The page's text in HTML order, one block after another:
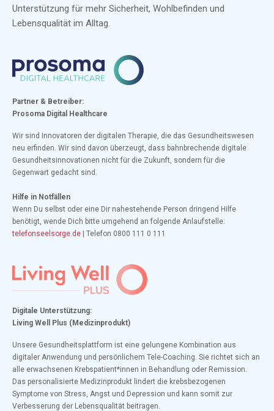
Unterstützung für mehr Sicherheit, Wohlbefinden und
Lebensqualität im Alltag.
Partner & Betreiber:
Prosoma Digital Healthcare
Wir sind Innovatoren der digitalen Therapie, die das Gesundheitswesen
neu erfinden. Wir sind davon überzeugt, dass bahnbrechende digitale
Gesundheitsinnovationen nicht für die Zukunft, sondern für die
Gegenwart gedacht sind.
Hilfe in Notfällen
Wenn Du selbst oder eine Dir nahestehende Person dringend Hilfe
benötigt, wende Dich bitte umgehend an folgende Anlaufstelle:
telefonseelsorge.de | Telefon 0800 111 0 111
Digitale Unterstützung:
Living Well Plus (Medizinprodukt)
Unsere Gesundheitsplattform ist eine gelungene Kombination aus
digitaler Anwendung und persönlichem Tele-Coaching. Sie richtet sich an
alle erwachsenen Krebspatient*innen in Behandlung oder Remission.
Das personalisierte Medizinprodukt lindert die krebsbezogenen
Symptome von Stress, Angst und Depression und kann somit zur
Verbesserung der Lebensqualität beitragen.